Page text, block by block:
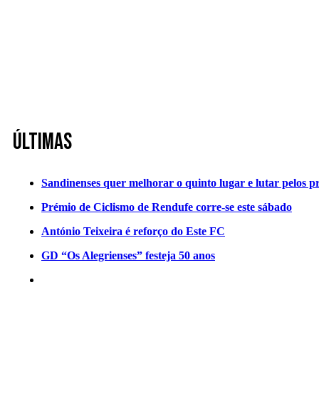
Últimas
Sandinenses quer melhorar o quinto lugar e lutar pelos
Prémio de Ciclismo de Rendufe corre-se este sábado
António Teixeira é reforço do Este FC
GD “Os Alegrienses” festeja 50 anos